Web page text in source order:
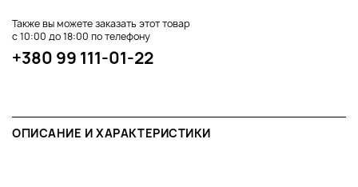
Также вы можете заказать этот товар
с 10:00 до 18:00 по телефону
+380 99 111-01-22
ОПИСАНИЕ И ХАРАКТЕРИСТИКИ